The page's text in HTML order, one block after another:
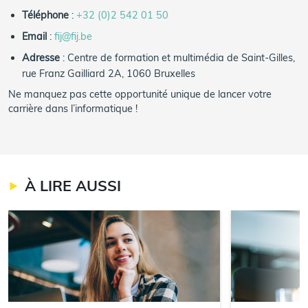
Téléphone : +32 (0)2 542 01 50
Email : fij@fij.be
Adresse : Centre de formation et multimédia de Saint-Gilles,
rue Franz Gailliard 2A, 1060 Bruxelles
Ne manquez pas cette opportunité unique de lancer votre
carrière dans l’informatique !
À LIRE AUSSI